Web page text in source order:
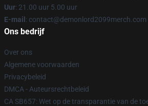
Uur: 21.00 uur 5.00 uur
E-mail : contact@demonlord2099merch.com
Ons bedrijf
Over ons
Algemene voorwaarden
Privacybeleid
DMCA - Auteursrechtbeleid
CA SB657: Wet op de transparantie van de